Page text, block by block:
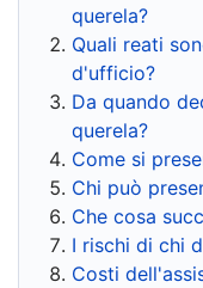
querela?
Quali reati
d'ufficio?
Da quando
querela?
Come si
Chi può
Che cosa
I rischi di chi
Costi